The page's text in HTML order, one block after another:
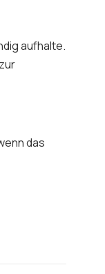
aufhalte.
das